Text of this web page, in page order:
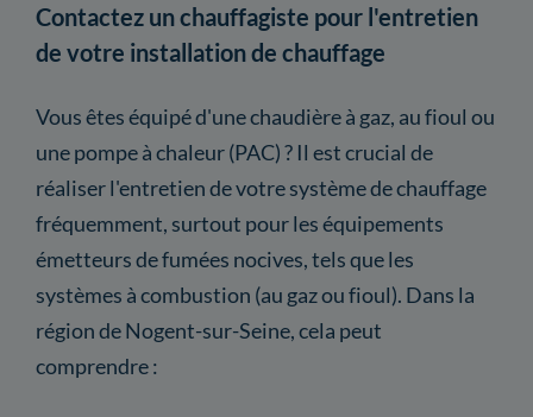
Contactez un chauffagiste pour l'entretien
de votre installation de chauffage
Vous êtes équipé d'une chaudière à gaz, au fioul ou
une pompe à chaleur (PAC) ? Il est crucial de
réaliser l'entretien de votre système de chauffage
fréquemment, surtout pour les équipements
émetteurs de fumées nocives, tels que les
systèmes à combustion (au gaz ou fioul). Dans la
région de Nogent-sur-Seine, cela peut
comprendre :